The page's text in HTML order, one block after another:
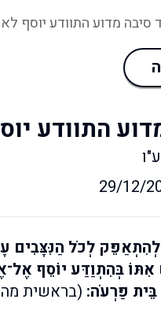
סיבה מדוע התוודע יוסף
התוודע
לְהִתְאַפֵּק לְכֹל הַנִּצָּבִים
בְּהִתְוַדַּע יוֹסֵף
פַּרְעֹה: (בראשית